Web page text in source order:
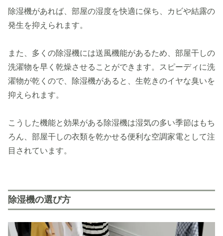
除湿機があれば、部屋の湿度を快適に保ち、カビや結露の
発生を抑えられます。
また、多くの除湿機には送風機能があるため、部屋干しの
洗濯物を早く乾燥させることができます。スピーディに洗
濯物が乾くので、除湿機があると、生乾きのイヤな臭いを
抑えられます。
こうした機能と効果がある除湿機は湿気の多い季節はもち
ろん、部屋干しの衣類を乾かせる便利な空調家電として注
目されています。
除湿機の選び方